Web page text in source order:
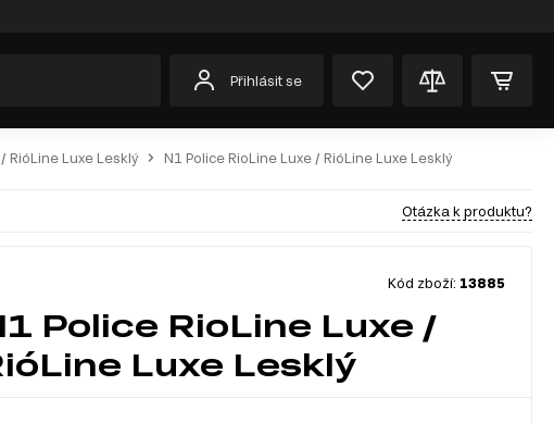
Přihlásit se
RióLine Luxe Lesklý N1 Police RioLine Luxe / RióLine Luxe Lesklý
Otázka k produktu?
Kód zboží: 13885
Police RioLine Luxe /
Luxe Lesklý